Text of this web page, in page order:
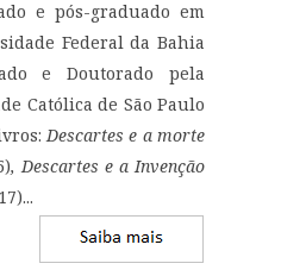
e pós-graduado em
Federal da Bahia
e Doutorado pela
Católica de São Paulo
Descartes e a morte
, Descartes e a Invenção